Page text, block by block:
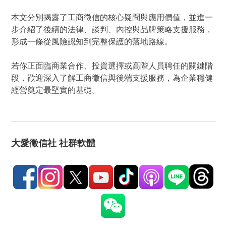
本文分別揭露了工商徵信的核心疑問與應用價值，並進一
步介紹了後續的法律、談判、內控與品牌策略支援服務，
形成一條從風險認知到完整保護的落地路線。
若你正面臨商業合作、投資選擇或高階人員聘任的關鍵階
段，歡迎深入了解工商徵信與後端支援服務，為企業穩健
經營奠定最堅實的基礎。
大愛徵信社 社群軟體